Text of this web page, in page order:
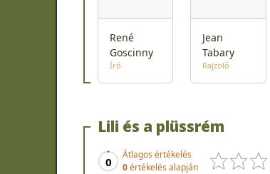
René
Goscinny
Író
Jean
Tabary
Rajzoló
Lili és a plüssrém
0
Átlagos értékelés
0értékelés alapján